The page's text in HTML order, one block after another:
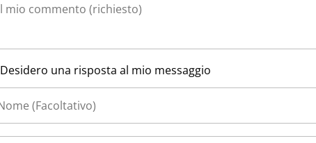
Desidero una risposta al mio messaggio